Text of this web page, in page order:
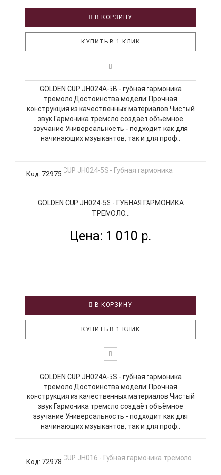
В КОРЗИНУ
КУПИТЬ В 1 КЛИК
GOLDEN CUP JH024A-5B - губная гармоника
тремоло Достоинства модели: Прочная
конструкция из качественных материалов Чистый
звук Гармоника тремоло создаёт объёмное
звучание Универсальность - подходит как для
начинающих мзуыкантов, так и для проф..
Код: 72975
GOLDEN CUP JH024-5S - ГУБНАЯ ГАРМОНИКА
ТРЕМОЛО...
Цена: 1 010 р.
В КОРЗИНУ
КУПИТЬ В 1 КЛИК
GOLDEN CUP JH024A-5S - губная гармоника
тремоло Достоинства модели: Прочная
конструкция из качественных материалов Чистый
звук Гармоника тремоло создаёт объёмное
звучание Универсальность - подходит как для
начинающих мзуыкантов, так и для проф..
Код: 72978